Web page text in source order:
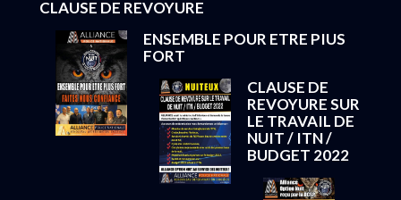
CLAUSE DE REVOYURE
ENSEMBLE POUR ETRE PIUS
FORT
CLAUSE DE
REVOYURE SUR
LE TRAVAIL DE
NUIT / ITN /
BUDGET 2022